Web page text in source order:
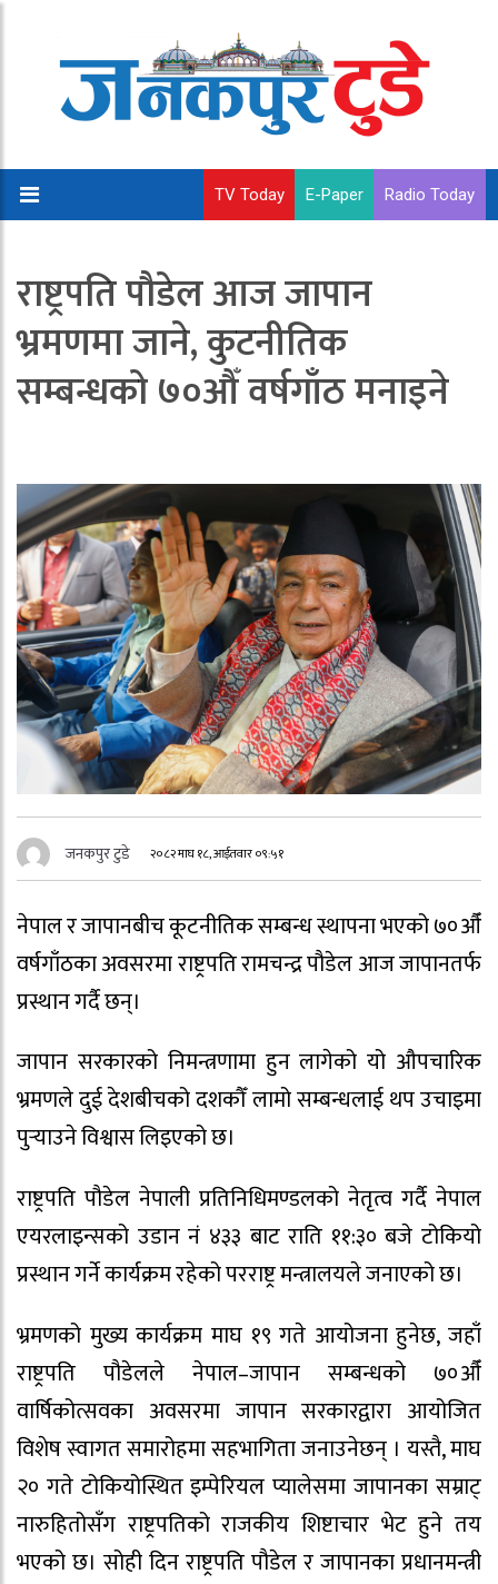
TV Today E-Paper Radio Today
राष्ट्रपति पौडेल आज जापान
भ्रमणमा जाने, कुटनीतिक
सम्बन्धको ७०औँ वर्षगाँठ मनाइने
जनकपुर टुडे २०८२ माघ १८, आईतवार ०९:५१
नेपाल र जापानबीच कूटनीतिक सम्बन्ध स्थापना भएको ७०औँ
वर्षगाँठका अवसरमा राष्ट्रपति रामचन्द्र पौडेल आज जापानतर्फ
प्रस्थान गर्दै छन्।
जापान सरकारको निमन्त्रणामा हुन लागेको यो औपचारिक
भ्रमणले दुई देशबीचको दशकौँ लामो सम्बन्धलाई थप उचाइमा
पुर्‍याउने विश्वास लिइएको छ।
राष्ट्रपति पौडेल नेपाली प्रतिनिधिमण्डलको नेतृत्व गर्दै नेपाल
एयरलाइन्सको उडान नं ४३३ बाट राति ११:३० बजे टोकियो
प्रस्थान गर्ने कार्यक्रम रहेको परराष्ट्र मन्त्रालयले जनाएको छ।
भ्रमणको मुख्य कार्यक्रम माघ १९ गते आयोजना हुनेछ, जहाँ
राष्ट्रपति पौडेलले नेपाल–जापान सम्बन्धको ७०औँ
वार्षिकोत्सवका अवसरमा जापान सरकारद्वारा आयोजित
विशेष स्वागत समारोहमा सहभागिता जनाउनेछन् । यस्तै, माघ
२० गते टोकियोस्थित इम्पेरियल प्यालेसमा जापानका सम्राट्
नारुहितोसँग राष्ट्रपतिको राजकीय शिष्टाचार भेट हुने तय
भएको छ। सोही दिन राष्ट्रपति पौडेल र जापानका प्रधानमन्त्री